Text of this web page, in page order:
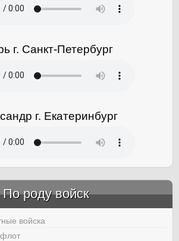
г. Санкт-Петербург
г. Екатеринбург
По роду войск
войска